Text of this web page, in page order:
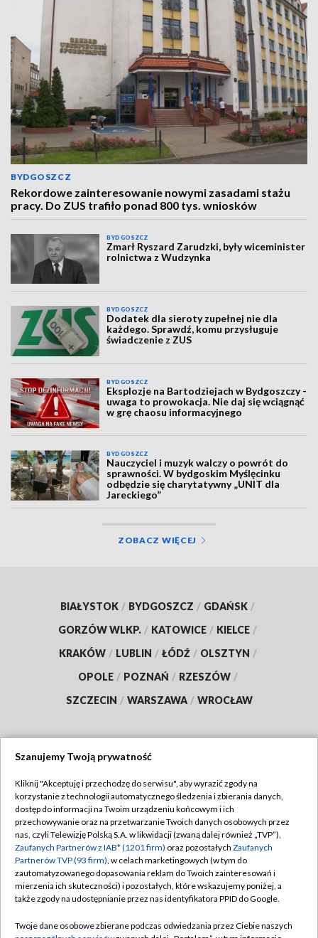
BYDGOSZCZ
Rekordowe zainteresowanie nowymi zasadami stażu
pracy. Do ZUS trafiło ponad 800 tys. wniosków
BYDGOSZCZ
Zmarł Ryszard Zarudzki, były wiceminister
rolnictwa z Wudzynka
BYDGOSZCZ
Dodatek dla sieroty zupełnej nie dla
każdego. Sprawdź, komu przysługuje
świadczenie z ZUS
BYDGOSZCZ
Eksplozje na Bartodziejach w Bydgoszczy -
uwaga to prowokacja. Nie daj się wciągnąć
w grę chaosu informacyjnego
BYDGOSZCZ
Nauczyciel i muzyk walczy o powrót do
sprawności. W bydgoskim Myślęcinku
odbędzie się charytatywny „UNIT dla
Jareckiego”
ZOBACZ WIĘCEJ
BIAŁYSTOK / BYDGOSZCZ / GDAŃSK /
GORZÓW WLKP. / KATOWICE / KIELCE /
KRAKÓW / LUBLIN / ŁÓDŹ / OLSZTYN /
OPOLE / POZNAŃ / RZESZÓW /
SZCZECIN / WARSZAWA / WROCŁAW
TVP
Abonament TVP
Emisja w TVP
Centrum informacji TVP
Naziemna Telewizja Cyfrowa
Regulamin TVP
Polityka prywatności
Moje zgody
Pomoc
Szanujemy Twoją prywatność
Kliknij "Akceptuję i przechodzę do serwisu", aby wyrazić zgody na
korzystanie z technologii automatycznego śledzenia i zbierania danych,
dostęp do informacji na Twoim urządzeniu końcowym i ich
przechowywanie oraz na przetwarzanie Twoich danych osobowych przez
nas, czyli Telewizję Polską S.A. w likwidacji (zwaną dalej również „TVP”),
Zaufanych Partnerów z IAB* (1201 firm) oraz pozostałych Zaufanych
Partnerów TVP (93 firm), w celach marketingowych (w tym do
zautomatyzowanego dopasowania reklam do Twoich zainteresowań i
mierzenia ich skuteczności) i pozostałych, które wskazujemy poniżej, a
także zgody na udostępnianie przez nas identyfikatora PPID do Google.
Twoje dane osobowe zbierane podczas odwiedzania przez Ciebie naszych